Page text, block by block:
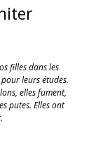
filles dans les
leurs études.
elles fument,
putes. Elles ont